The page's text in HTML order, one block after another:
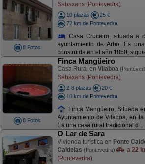
8 Fotos
Sabaxans (Pontevedra)
10 plazas
25 €
72 km de Pontevedra
Casa Cruceiro, situada a
ayuntamiento de Arbo. Es
construida en el año 1850,
8 Fotos
Finca Mangüeiro
Casa Rural en Vilaboa
Sabaxans (Pontevedra)
2-8 plazas
20 €
10 km de Pontevedra
Finca Mangüeiro, Situada
Ayuntamiento de Vilaboa, en
Es una casa rural tradicional d ...
O Lar de Sara
Vivienda turística en Ponte
Caldelas (Pontevedra) a 22
(Pontevedra)